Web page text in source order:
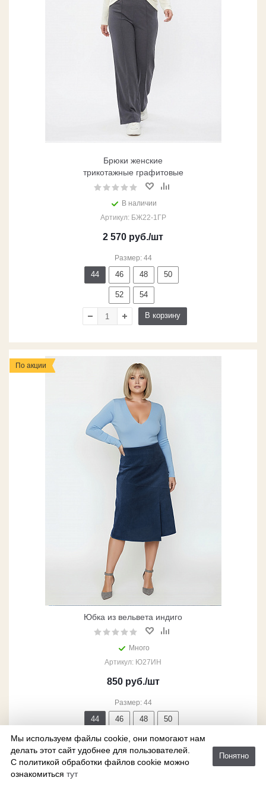
Брюки женские
трикотажные графитовые
В наличии
Артикул: БЖ22-1ГР
2 570 руб./шт
Размер: 44
44 46 48 50
52 54
В корзину
По акции
Юбка из вельвета индиго
Много
Артикул: Ю27ИН
850руб./шт
Размер: 44
44 46 48 50
52 54 56
В корзину
Мы используем файлы cookie, они помогают нам
делать этот сайт удобнее для пользователей.
С политикой обработки файлов cookie можно
ознакомиться тут
Понятно